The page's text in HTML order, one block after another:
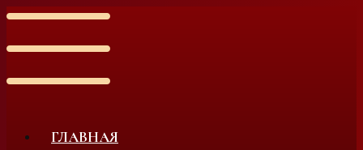
ГЛАВНАЯ